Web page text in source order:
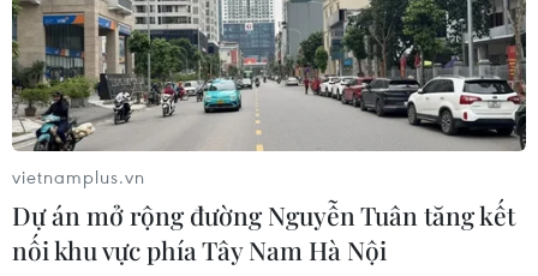
vietnamplus.vn
Dự án mở rộng đường Nguyễn Tuân tăng kết
nối khu vực phía Tây Nam Hà Nội